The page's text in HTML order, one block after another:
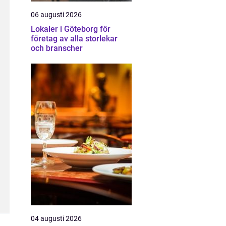
06 augusti 2026
Lokaler i Göteborg för
företag av alla storlekar
och branscher
04 augusti 2026